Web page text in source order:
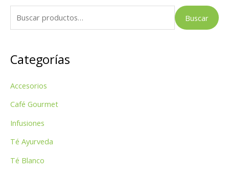
u
c
r
p
Buscar
Categorías
Accesorios
Café Gourmet
Infusiones
Té Ayurveda
Té Blanco